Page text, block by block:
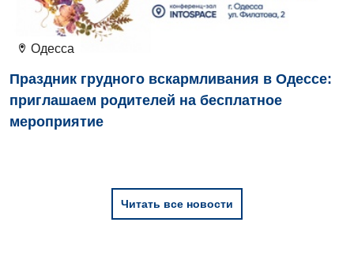
Детская гастроэнтерология
Детская гинекология
Детская дерматовенерология
Детская кардиоревматология
Детская оториноларингология
Одесса
Праздник грудного вскармливания в Одессе:
приглашаем родителей на бесплатное
мероприятие
Читать все новости